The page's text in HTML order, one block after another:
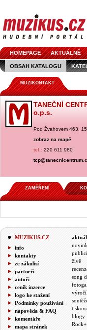
HOMEPAGE AKTUÁLNĚ
OBSAH KATALOGU
MUZIKONTAKT
TANEČNÍ
o.p.s.
Pod Žvahovem 463,
zobraz na mapě
tel.: 220 611 980
ZAMĚŘENÍ
MUZIKUS.CZ
info
kontakty
ze zákulisí
partneři
autoři
ceník inzerce
logo ke stažení
Podmínky používání
nápověda & FAQ
komentáře
mapa stránek
živě
song
výročí
blogy
Rock+